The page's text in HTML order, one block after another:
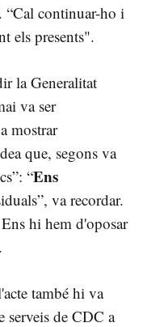
continuar-ho i
els presents".
la Generalitat
va ser
mostrar
que, segons va
“Ens
va recordar.
hi hem d'oposar
també hi va
de CDC a